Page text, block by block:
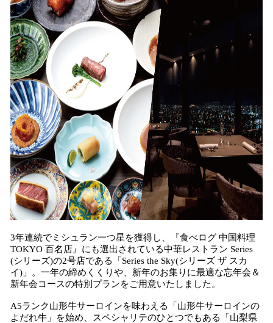
3年連続でミシュラン一つ星を獲得し、『食べログ 中国料理
TOKYO 百名店』にも選出されている中華レストラン Series
(シリーズ)の2号店である「Series the Sky(シリーズ ザ スカ
イ)」。一年の締めくくりや、新年のお集りに最適な忘年会＆
新年会コースの特別プランをご用意いたしました。
A5ランク山形牛サーロインを味わえる「山形牛サーロインの
よだれ牛」を始め、スペシャリテのひとつでもある「山梨県